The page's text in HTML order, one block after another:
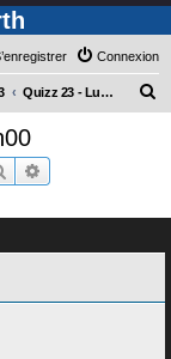
Connexion
Quizz 23 - Lundi 09/03/2015 - 20h00
Rechercher